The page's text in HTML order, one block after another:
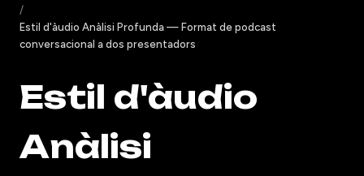
/
Estil d'àudio Anàlisi Profunda — Format de podcast
conversacional a dos presentadors
Estil d'àudio
Anàlisi